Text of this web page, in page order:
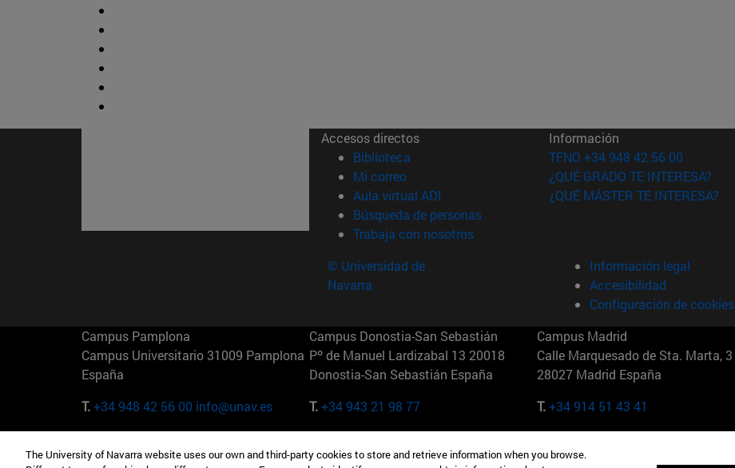
Accesos directos
Biblioteca (abre en nueva ventana)
Mi correo(abre en nueva ventana)
Aula virtual ADI (abre en nueva ventana)
Búsqueda de personas(abre en nueva ventana)
Trabaja con nosotros(abre en nueva ventana)
Información
TFNO +34 948 42 56 00
¿QUÉ GRADO TE INTERESA?
¿QUÉ MÁSTER TE INTERESA?
© Universidad de
Navarra
Información legal
Accesibilidad
Configuración de cookies
Campus Pamplona
Campus Universitario 31009 Pamplona
España
T.+34 948 42 56 00 info@unav.es
Campus Donostia-San Sebastián
Pº de Manuel Lardizabal 13 20018
Donostia-San Sebastián España
T.+34 943 21 98 77
Campus Madrid
Calle Marquesado de Sta. Marta, 3
28027 Madrid España
T.+34 914 51 43 41
Camino del Cerro Águila 3 28023
165 W 57th St 10019-2201 Nueva York Maria-Theresia-Straße 15 81675
The University of Navarra website uses our own and third-party cookies to store and retrieve information when you browse.